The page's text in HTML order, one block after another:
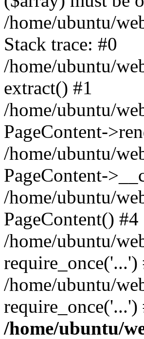
/home/ubuntu/
Stack trace: #0
/home/ubuntu/
extract() #1
/home/ubuntu/
PageContent-
/home/ubuntu/
PageContent-
/home/ubuntu/
PageContent() #4
/home/ubuntu/
require_once('...')
/home/ubuntu/
/home/ubuntu/